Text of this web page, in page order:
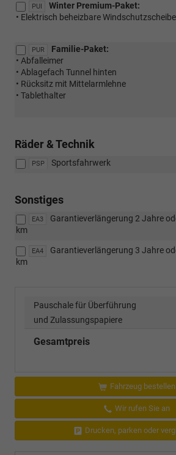
PUI
Winter Premium-Paket:
• Elektrisch beheizbare Windschutzscheibe
PUR
Familie-Paket:
• Abfalleimer
• Ablagefach Tunnel hinten
• Rücksitz mit Mittelarmlehne
• Tablethalter
Räder & Technik
PSP Sportsfahrwerk
Sonstiges
EA3
Garantieverlängerung 2 Jahre
km
EA4
Garantieverlängerung 3 Jahre
km
Pauschale für Überführung
und Zulassungspapiere
Gesamtpreis
Fahrzeug bestellen
Wir rufen Sie an
Drucken, parken oder